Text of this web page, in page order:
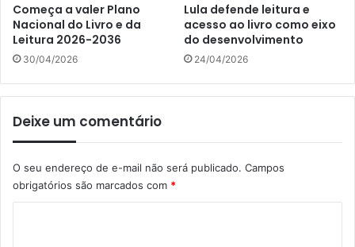
Começa a valer Plano
Nacional do Livro e da
Leitura 2026-2036
30/04/2026
Lula defende leitura e
acesso ao livro como eixo
do desenvolvimento
24/04/2026
Deixe um comentário
O seu endereço de e-mail não será publicado. Campos
obrigatórios são marcados com *